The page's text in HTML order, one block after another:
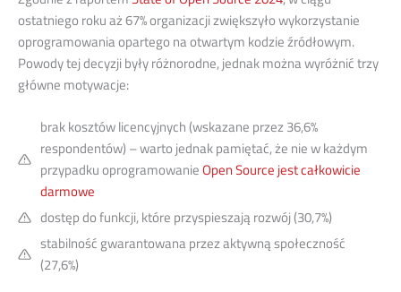
ostatniego roku aż 67% organizacji zwiększyło wykorzystanie
oprogramowania opartego na otwartym kodzie źródłowym.
Powody tej decyzji były różnorodne, jednak można wyróżnić trzy
główne motywacje:
brak kosztów licencyjnych (wskazane przez 36,6%
respondentów) – warto jednak pamiętać, że nie w każdym
przypadku oprogramowanieOpen Source jest całkowicie
darmowe
dostęp do funkcji, które przyspieszają rozwój (30,7%)
stabilność gwarantowana przez aktywną społeczność
(27,6%)